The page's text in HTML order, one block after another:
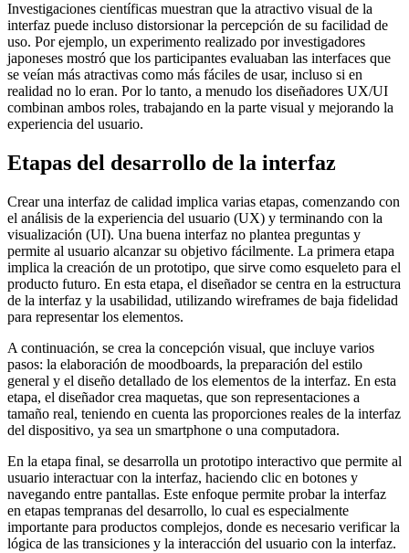
Investigaciones científicas muestran que la atractivo visual de la
interfaz puede incluso distorsionar la percepción de su facilidad de
uso. Por ejemplo, un experimento realizado por investigadores
japoneses mostró que los participantes evaluaban las interfaces que
se veían más atractivas como más fáciles de usar, incluso si en
realidad no lo eran. Por lo tanto, a menudo los diseñadores UX/UI
combinan ambos roles, trabajando en la parte visual y mejorando la
experiencia del usuario.
Etapas del desarrollo de la interfaz
Crear una interfaz de calidad implica varias etapas, comenzando con
el análisis de la experiencia del usuario (UX) y terminando con la
visualización (UI). Una buena interfaz no plantea preguntas y
permite al usuario alcanzar su objetivo fácilmente. La primera etapa
implica la creación de un prototipo, que sirve como esqueleto para el
producto futuro. En esta etapa, el diseñador se centra en la estructura
de la interfaz y la usabilidad, utilizando wireframes de baja fidelidad
para representar los elementos.
A continuación, se crea la concepción visual, que incluye varios
pasos: la elaboración de moodboards, la preparación del estilo
general y el diseño detallado de los elementos de la interfaz. En esta
etapa, el diseñador crea maquetas, que son representaciones a
tamaño real, teniendo en cuenta las proporciones reales de la interfaz
del dispositivo, ya sea un smartphone o una computadora.
En la etapa final, se desarrolla un prototipo interactivo que permite al
usuario interactuar con la interfaz, haciendo clic en botones y
navegando entre pantallas. Este enfoque permite probar la interfaz
en etapas tempranas del desarrollo, lo cual es especialmente
importante para productos complejos, donde es necesario verificar la
lógica de las transiciones y la interacción del usuario con la interfaz.